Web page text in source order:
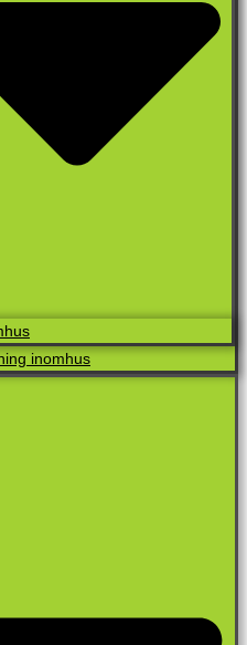
inomhus